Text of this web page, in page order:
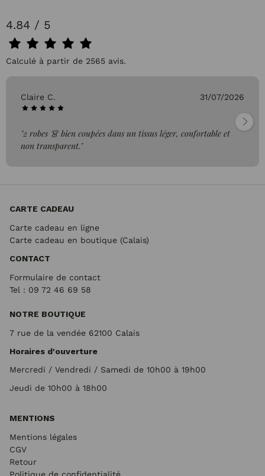
4.84 / 5
Calculé à partir de 2565 avis.
Claire C. 31/07/2026
"2 robes 👗 bien coupées dans un tissus léger, confortable et
non transparent."
CARTE CADEAU
Carte cadeau en ligne
Carte cadeau en boutique (Calais)
CONTACT
Formulaire de contact
Tel : 09 72 46 69 58
NOTRE BOUTIQUE
7 rue de la vendée 62100 Calais
Horaires d'ouverture
Mercredi / Vendredi / Samedi de 10h00 à 19h00
Jeudi de 10h00 à 18h00
MENTIONS
Mentions légales
CGV
Retour